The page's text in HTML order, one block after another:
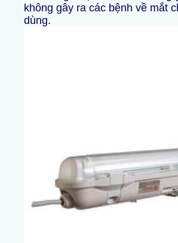
không gây ra các bệnh về mắt
dùng.